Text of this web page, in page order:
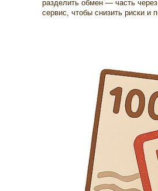
разделить обмен — часть
сервис, чтобы снизить риски и